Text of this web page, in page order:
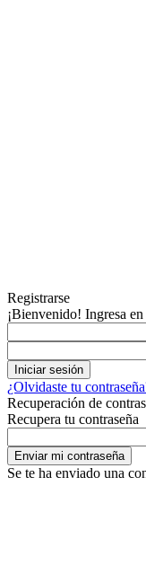
Registrarse
¡Bienvenido! Ingresa en
¿Olvidaste tu
Recuperación de
Recupera tu contraseña
Se te ha enviado una